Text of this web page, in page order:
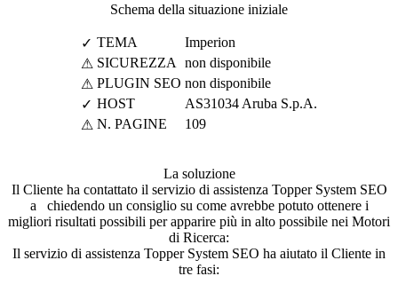
Schema della situazione iniziale
✓ TEMA
Imperion
⚠ SICUREZZA
non disponibile
⚠ PLUGIN SEO non disponibile
✓ HOST
AS31034 Aruba S.p.A.
⚠ N. PAGINE 109
La soluzione
Il Cliente ha contattato il servizio di assistenza Topper System SEO
a
chiedendo un consiglio su come avrebbe potuto ottenere i
migliori risultati possibili per apparire più in alto possibile nei Motori
di Ricerca:
Il servizio di assistenza Topper System SEO ha aiutato il Cliente in
tre fasi: